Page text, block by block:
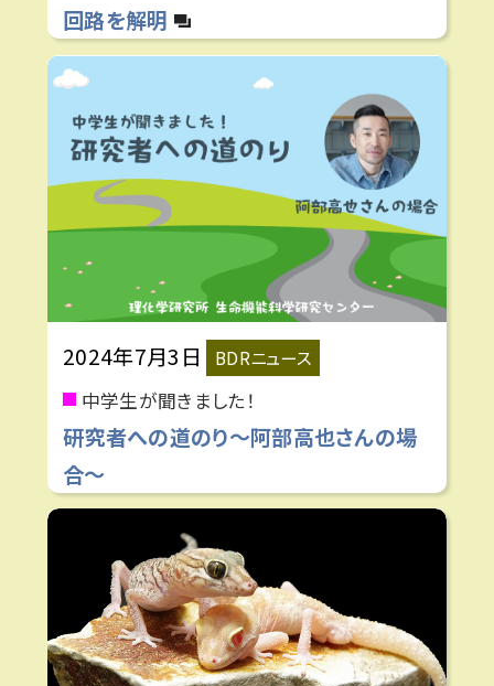
回路を解明
2024年7月3日 BDRニュース
中学生が聞きました！
研究者への道のり〜阿部高也さんの場
合〜